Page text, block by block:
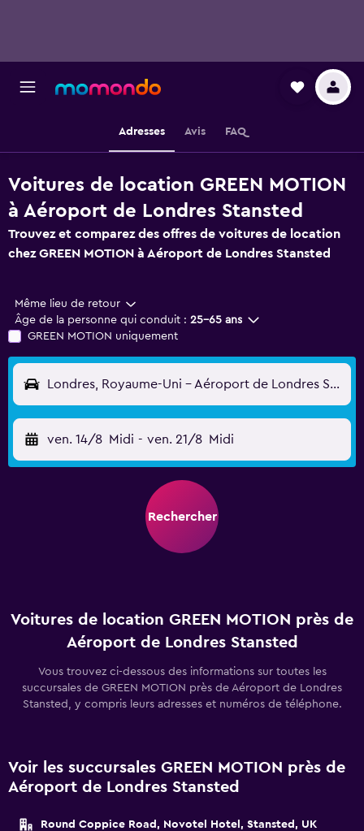
Adresses Avis FAQ
Voitures de location GREEN MOTION
à Aéroport de Londres Stansted
Trouvez et comparez des offres de voitures de location
chez GREEN MOTION à Aéroport de Londres Stansted
Même lieu de retour
Âge de la personne qui conduit : 25-65 ans
GREEN MOTION uniquement
Londres, Royaume-Uni - Aéroport de Londres Stansted (STN)
ven. 14/8 Midi - ven. 21/8 Midi
Rechercher
Voitures de location GREEN MOTION près de
Aéroport de Londres Stansted
Vous trouvez ci-dessous des informations sur toutes les
succursales de GREEN MOTION près de Aéroport de Londres
Stansted, y compris leurs adresses et numéros de téléphone.
Voir les succursales GREEN MOTION près de
Aéroport de Londres Stansted
Round Coppice Road, Novotel Hotel, Stansted, UK